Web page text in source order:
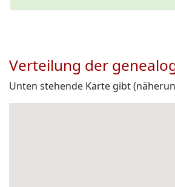
Verteilung der
Unten stehende Karte gibt